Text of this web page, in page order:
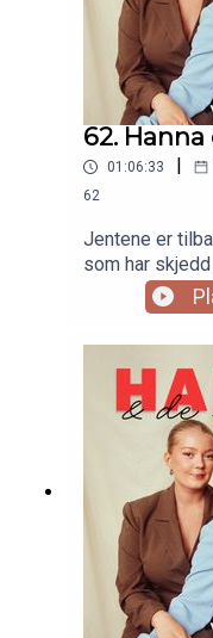
62.
01:06:33
62
Jentene er
som har
forteller alt
tårer i studio.
Roc Boyz, og
tiden